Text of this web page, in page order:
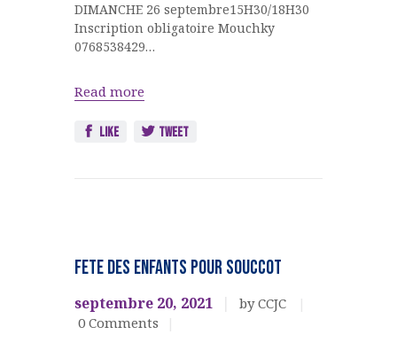
DIMANCHE 26 septembre15H30/18H30
Inscription obligatoire Mouchky
0768538429…
Read more
Like Tweet
Jeunesse
FETE des ENFANTS pour SOUCCOT
septembre 20, 2021
by CCJC
0 Comments